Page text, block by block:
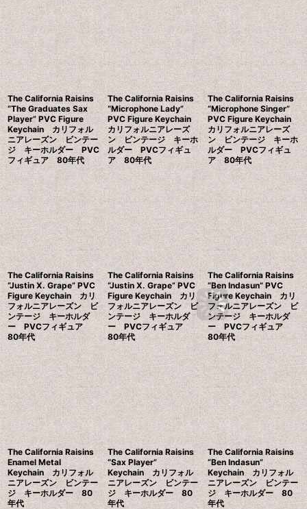
The California Raisins
“The Graduates Sax
Player” PVC Figure
Keychain カリフォル
ニアレーズン ビンテー
ジ キーホルダー PVC
フィギュア 80年代
The California Raisins
“Microphone Lady”
PVC Figure Keychain
カリフォルニアレーズ
ン ビンテージ キーホ
ルダー PVCフィギュ
ア 80年代
The California Raisins
“Microphone Singer”
PVC Figure Keychain
カリフォルニアレーズ
ン ビンテージ キーホ
ルダー PVCフィギュ
ア 80年代
The California Raisins
“Justin X. Grape” PVC
Figure Keychain カリ
フォルニアレーズン ビ
ンテージ キーホルダ
ー PVCフィギュア
80年代
The California Raisins
“Justin X. Grape” PVC
Figure Keychain カリ
フォルニアレーズン ビ
ンテージ キーホルダ
ー PVCフィギュア
80年代
The California Raisins
“Ben Indasun” PVC
Figure Keychain カリ
フォルニアレーズン ビ
ンテージ キーホルダ
ー PVCフィギュア
80年代
The California Raisins
Enamel Metal
Keychain カリフォル
ニアレーズン ビンテー
ジ キーホルダー 80
年代
The California Raisins
“Sax Player”
Keychain カリフォル
ニアレーズン ビンテー
ジ キーホルダー 80
年代
The California Raisins
“Ben Indasun”
Keychain カリフォル
ニアレーズン ビンテー
ジ キーホルダー 80
年代